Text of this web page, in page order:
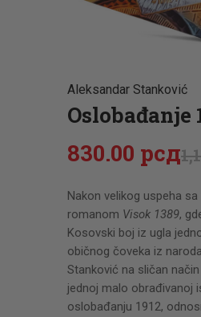
CENOVNIK
Aleksandar Stanković
Oslobađanje
830.00 рсд
Nakon velikog uspeha
romanom Visok 1389,
Kosovski boj iz ugla
običnog čoveka iz
Stanković na sličan
jednoj malo obrađivanoj
oslobađanju 1912,